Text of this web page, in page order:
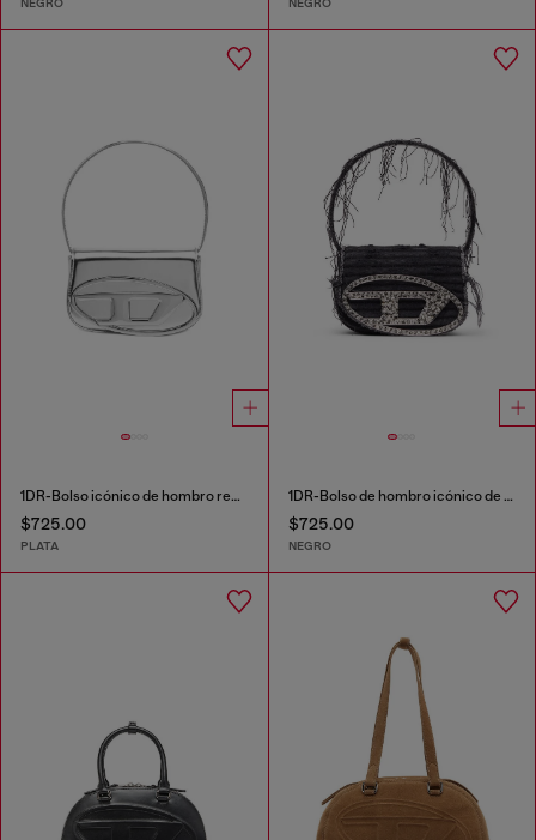
1DR-Bolso icónico de hombro redondo de cuero espejado
$725.00
PLATA
1DR-Bolso de hombro icónico de lona y cuero
$725.00
NEGRO